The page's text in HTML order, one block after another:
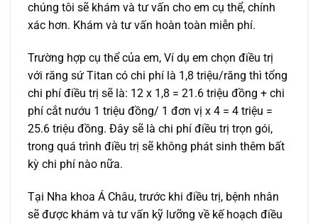
chúng tôi sẽ khám và tư vấn cho em cụ thể, chính
xác hơn. Khám và tư vấn hoàn toàn miễn phí.
Trường hợp cụ thể của em, Ví dụ em chọn điều trị
với răng sứ Titan có chi phí là 1,8 triệu/răng thì tổng
chi phí điều trị sẽ là: 12 x 1,8 = 21.6 triệu đồng + chi
phí cắt nướu 1 triệu đồng/ 1 đơn vị x 4 = 4 triệu =
25.6 triệu đồng. Đây sẽ là chi phí điều trị trọn gói,
trong quá trình điều trị sẽ không phát sinh thêm bất
kỳ chi phí nào nữa.
Tại Nha khoa Á Châu, trước khi điều trị, bệnh nhân
sẽ được khám và tư vấn kỹ lưỡng về kế hoạch điều